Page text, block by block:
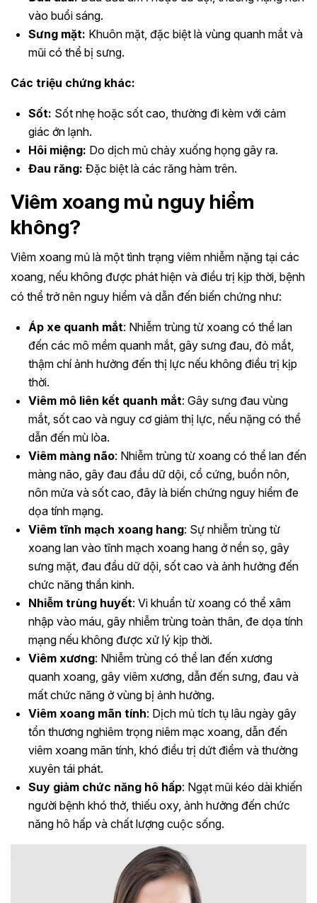
vào buổi sáng.
Sưng mặt: Khuôn mặt, đặc biệt là vùng quanh mắt và
mũi có thể bị sưng.
Các triệu chứng khác:
Sốt: Sốt nhẹ hoặc sốt cao, thường đi kèm với cảm
giác ớn lạnh.
Hôi miệng: Do dịch mủ chảy xuống họng gây ra.
Đau răng: Đặc biệt là các răng hàm trên.
Viêm xoang mủ nguy hiểm
không?
Viêm xoang mủ là một tình trạng viêm nhiễm nặng tại các
xoang, nếu không được phát hiện và điều trị kịp thời, bệnh
có thể trở nên nguy hiểm và dẫn đến biến chứng như:
Áp xe quanh mắt: Nhiễm trùng từ xoang có thể lan
đến các mô mềm quanh mắt, gây sưng đau, đỏ mắt,
thậm chí ảnh hưởng đến thị lực nếu không điều trị kịp
thời.
Viêm mô liên kết quanh mắt: Gây sưng đau vùng
mắt, sốt cao và nguy cơ giảm thị lực, nếu nặng có thể
dẫn đến mù lòa.
Viêm màng não: Nhiễm trùng từ xoang có thể lan đến
màng não, gây đau đầu dữ dội, cổ cứng, buồn nôn,
nôn mửa và sốt cao, đây là biến chứng nguy hiểm đe
dọa tính mạng.
Viêm tĩnh mạch xoang hang: Sự nhiễm trùng từ
xoang lan vào tĩnh mạch xoang hang ở nền sọ, gây
sưng mặt, đau đầu dữ dội, sốt cao và ảnh hưởng đến
chức năng thần kinh.
Nhiễm trùng huyết: Vi khuẩn từ xoang có thể xâm
nhập vào máu, gây nhiễm trùng toàn thân, đe dọa tính
mạng nếu không được xử lý kịp thời.
Viêm xương: Nhiễm trùng có thể lan đến xương
quanh xoang, gây viêm xương, dẫn đến sưng, đau và
mất chức năng ở vùng bị ảnh hưởng.
Viêm xoang mãn tính: Dịch mủ tích tụ lâu ngày gây
tổn thương nghiêm trọng niêm mạc xoang, dẫn đến
viêm xoang mãn tính, khó điều trị dứt điểm và thường
xuyên tái phát.
Suy giảm chức năng hô hấp: Ngạt mũi kéo dài khiến
người bệnh khó thở, thiếu oxy, ảnh hưởng đến chức
năng hô hấp và chất lượng cuộc sống.